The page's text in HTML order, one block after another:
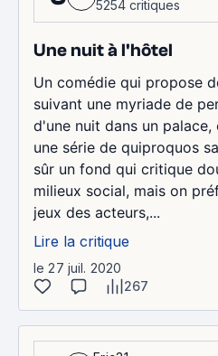
5254 critiques
Une nuit à l'hôtel
Un comédie qui propose
suivant une myriade de
d'une nuit dans un
une série de quiproquos
sûr un fond qui critique
milieux social, mais on
jeux des acteurs,...
Lire la critique
le 27 juil. 2020
267